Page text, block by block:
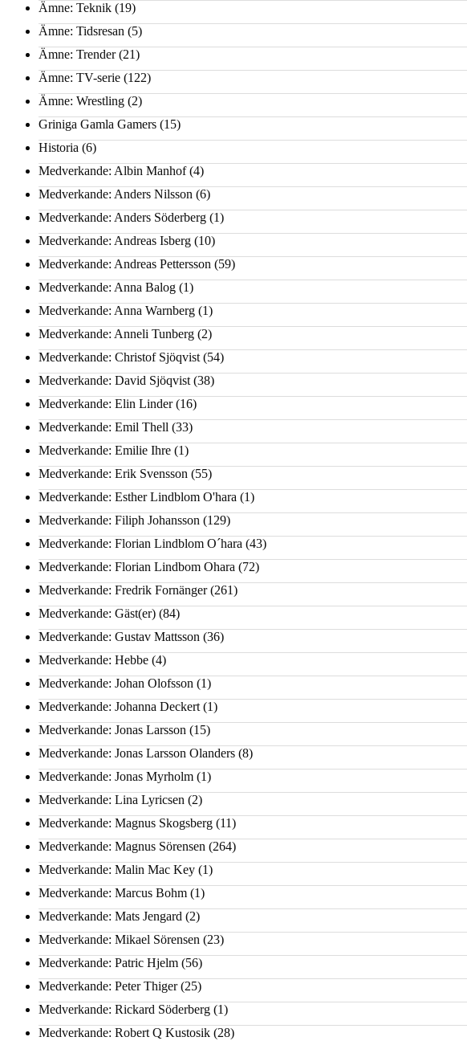
Ämne: Teknik (19)
Ämne: Tidsresan (5)
Ämne: Trender(21)
Ämne: TV-serie (122)
Ämne: Wrestling (2)
Griniga Gamla Gamers (15)
Historia (6)
Medverkande: Albin Manhof(4)
Medverkande: Anders Nilsson (6)
Medverkande: Anders Söderberg (1)
Medverkande: Andreas Isberg (10)
Medverkande: Andreas Pettersson (59)
Medverkande: Anna Balog (1)
Medverkande: Anna Warnberg (1)
Medverkande: Anneli Tunberg (2)
Medverkande: Christof Sjöqvist (54)
Medverkande: David Sjöqvist (38)
Medverkande: Elin Linder(16)
Medverkande: Emil Thell (33)
Medverkande: Emilie Ihre (1)
Medverkande: Erik Svensson (55)
Medverkande: Esther Lindblom O'hara (1)
Medverkande: Filiph Johansson (129)
Medverkande: Florian Lindblom O´hara (43)
Medverkande: Florian Lindbom Ohara (72)
Medverkande: Fredrik Fornänger(261)
Medverkande: Gäst(er) (84)
Medverkande: Gustav Mattsson (36)
Medverkande: Hebbe (4)
Medverkande: Johan Olofsson (1)
Medverkande: Johanna Deckert (1)
Medverkande: Jonas Larsson (15)
Medverkande: Jonas Larsson Olanders (8)
Medverkande: Jonas Myrholm (1)
Medverkande: Lina Lyricsen (2)
Medverkande: Magnus Skogsberg (11)
Medverkande: Magnus Sörensen (264)
Medverkande: Malin Mac Key (1)
Medverkande: Marcus Bohm (1)
Medverkande: Mats Jengard (2)
Medverkande: Mikael Sörensen (23)
Medverkande: Patric Hjelm (56)
Medverkande: Peter Thiger(25)
Medverkande: Rickard Söderberg (1)
Medverkande: Robert Q Kustosik (28)